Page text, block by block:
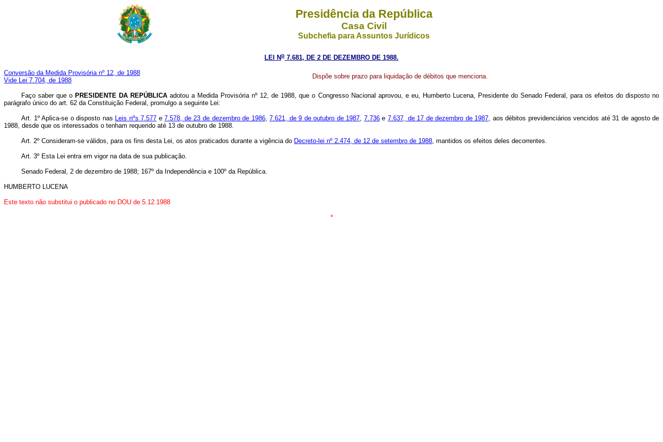
Presidência da República
Casa Civil
Subchefia para Assuntos Jurídicos
LEI No 7.681, DE 2 DE DEZEMBRO DE 1988.
Conversão da Medida Provisória nº 12, de 1988
Vide Lei 7.704, de 1988
Dispõe sobre prazo para liquidação de débitos que menciona.
Faço saber que o PRESIDENTE DA REPÚBLICA adotou a Medida Provisória nº 12, de 1988, que o Congresso Nacional aprovou, e eu, Humberto Lucena, Presidente do Senado Federal, para os efeitos do disposto no
parágrafo único do art. 62 da Constituição Federal, promulgo a seguinte Lei:
Art. 1º Aplica-se o disposto nas Leis nºs 7.577 e7.578, de 23 de dezembro de 1986,7.621, de 9 de outubro de 1987, 7.736e7.637, de 17 de dezembro de 1987, aos débitos previdenciários vencidos até 31 de agosto de
1988, desde que os interessados o tenham requerido até 13 de outubro de 1988.
Art. 2º Consideram-se válidos, para os fins desta Lei, os atos praticados durante a vigência do Decreto-lei nº 2.474, de 12 de setembro de 1988, mantidos os efeitos deles decorrentes.
Art. 3º Esta Lei entra em vigor na data de sua publicação.
Senado Federal, 2 de dezembro de 1988; 167º da Independência e 100º da República.
HUMBERTO LUCENA
Este texto não substitui o publicado no DOU de 5.12.1988
*